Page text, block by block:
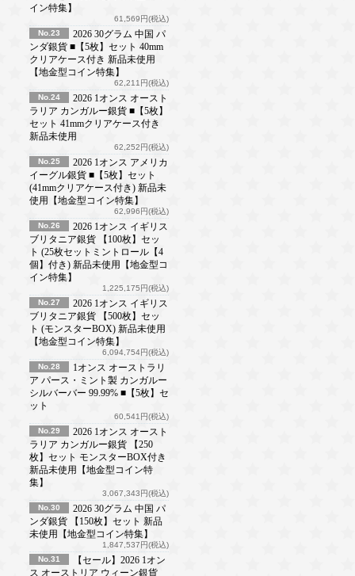
イン特集】
61,569円(税込)
No.23
2026 30グラム 中国 パ
ンダ銀貨 ■【5枚】セット 40mm
クリアケース付き 新品未使用
【地金型コイン特集】
62,211円(税込)
No.24
2026 1オンス オースト
ラリア カンガルー銀貨 ■【5枚】
セット 41mmクリアケース付き
新品未使用
62,252円(税込)
No.25
2026 1オンス アメリカ
イーグル銀貨 ■【5枚】セット
(41mmクリアケース付き) 新品未
使用【地金型コイン特集】
62,996円(税込)
No.26
2026 1オンス イギリス
ブリタニア銀貨 【100枚】セッ
ト (25枚セットミントロール【4
個】付き) 新品未使用【地金型コ
イン特集】
1,225,175円(税込)
No.27
2026 1オンス イギリス
ブリタニア銀貨 【500枚】セッ
ト (モンスターBOX) 新品未使用
【地金型コイン特集】
6,094,754円(税込)
No.28
1オンス オーストラリ
ア パース・ミント製 カンガルー
シルバーバー 99.99% ■【5枚】セ
ット
60,541円(税込)
No.29
2026 1オンス オースト
ラリア カンガルー銀貨 【250
枚】セット モンスターBOX付き
新品未使用【地金型コイン特
集】
3,067,343円(税込)
No.30
2026 30グラム 中国 パ
ンダ銀貨 【150枚】セット 新品
未使用【地金型コイン特集】
1,847,537円(税込)
No.31
【セール】2026 1オン
ス オーストリア ウィーン銀貨